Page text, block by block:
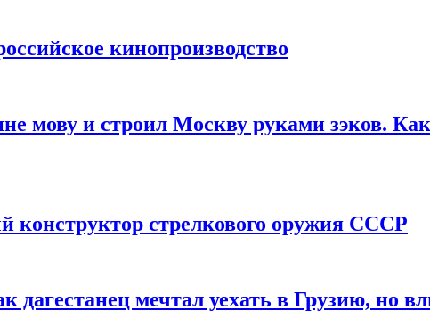
кинопроизводство
мову и строил Москву руками зэков.
конструктор стрелкового оружия СССР
дагестанец мечтал уехать в Грузию, но